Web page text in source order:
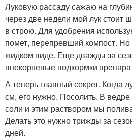
Луковую рассаду сажаю на
через две недели мой лук стоит
в строю. Для удобрения
помет, перепревший компост. Но
жидком виде. Еще дважды за
внекорневые подкормки
А теперь главный секрет. Когда
см, его нужно. Посолить. В
соли и этим раствором мы
Делать это нужно трижды за
дней.